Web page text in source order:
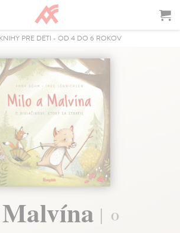
KNIHY PRE DETI - OD 4 DO 6 ROKOV
O